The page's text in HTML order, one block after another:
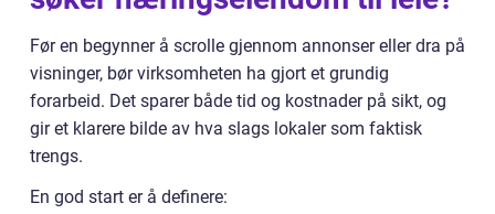
Før en begynner å scrolle gjennom annonser eller dra på
visninger, bør virksomheten ha gjort et grundig
forarbeid. Det sparer både tid og kostnader på sikt, og
gir et klarere bilde av hva slags lokaler som faktisk
trengs.
En god start er å definere: